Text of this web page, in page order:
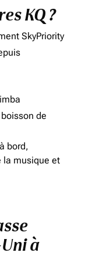
KQ ?
SkyPriority
de
bord,
la musique et
à